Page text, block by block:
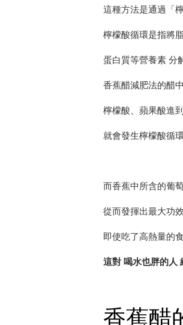
這種方法是通過「
檸檬酸循環是指將
蛋白質等營養素 分
香蕉醋減肥法的醋
檸檬酸、蘋果酸進
就會發生檸檬酸循
而香蕉中所含的葡
從而發揮出最大功
即使吃了高熱量的
這對 喝水也胖的人
香蕉醋